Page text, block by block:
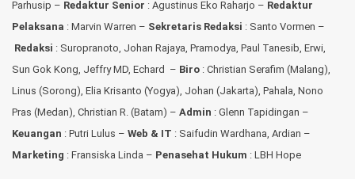
Parhusip – Redaktur Senior : Agustinus Eko Raharjo – Redaktur
Pelaksana : Marvin Warren – Sekretaris Redaksi : Santo Vormen –
Redaksi : Suropranoto, Johan Rajaya, Pramodya, Paul Tanesib, Erwi,
Sun Gok Kong, Jeffry MD, Echard – Biro : Christian Serafim (Malang),
Linus (Sorong), Elia Krisanto (Yogya), Johan (Jakarta), Pahala, Nono
Pras (Medan), Christian R. (Batam) – Admin : Glenn Tapidingan –
Keuangan : Putri Lulus – Web & IT : Saifudin Wardhana, Ardian –
Marketing : Fransiska Linda – Penasehat Hukum : LBH Hope